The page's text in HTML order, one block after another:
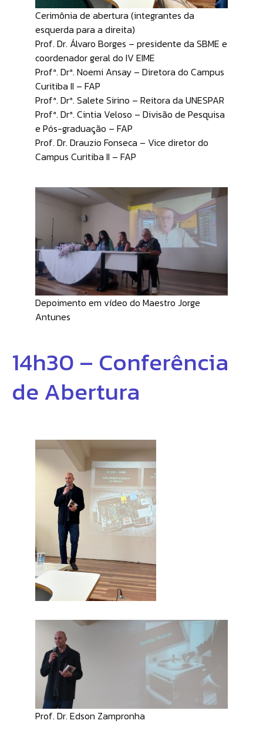
Cerimônia de abertura (integrantes da
esquerda para a direita)
Prof. Dr. Álvaro Borges – presidente da SBME e
coordenador geral do IV EIME
Profª. Drª. Noemi Ansay – Diretora do Campus
Curitiba II – FAP
Profª. Drª. Salete Sirino – Reitora da UNESPAR
Profª. Drª. Cintia Veloso – Divisão de Pesquisa
e Pós-graduação – FAP
Prof. Dr. Drauzio Fonseca – Vice diretor do
Campus Curitiba II – FAP
Depoimento em vídeo do Maestro Jorge
Antunes
14h30 – Conferência
de Abertura
Prof. Dr. Edson Zampronha